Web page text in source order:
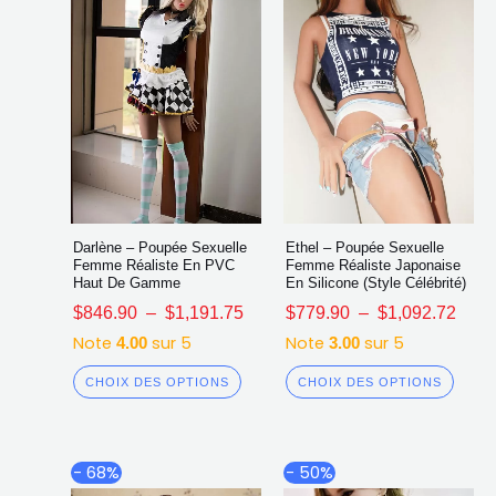
Darlène – Poupée Sexuelle
Femme Réaliste En PVC
Haut De Gamme
$846.90 – $1,191.75
Note 4.00sur 5
CHOIX DES OPTIONS
Ethel – Poupée Sexuelle
Femme Réaliste Japonaise
En Silicone (Style Célébrité)
$779.90 – $1,092.72
Note 3.00sur 5
CHOIX DES OPTIONS
- 68%
Plage- 50%